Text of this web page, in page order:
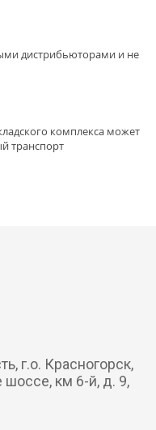
дистрибьюторами и не
комплекса может
транспорт
г.о. Красногорск,
шоссе, км 6-й, д. 9,